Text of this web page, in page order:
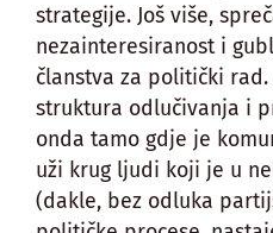
strategije. Još više,
nezainteresiranost i
članstva za politički
struktura odlučivanja i
onda tamo gdje je
uži krug ljudi koji je u
(dakle, bez odluka